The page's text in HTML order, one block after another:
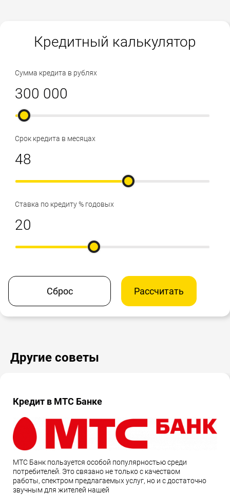
Кредитный калькулятор
Сумма кредита в рублях
Срок кредита в месяцах
Ставка по кредиту % годовых
Сброс Рассчитать
Другие советы
Кредит в МТС Банке
МТС Банк пользуется особой популярностью среди
потребителей. Это связано не только с качеством
работы, спектром предлагаемых услуг, но и с достаточно
звучным для жителей нашей